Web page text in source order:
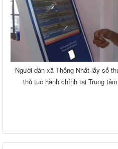
Người dân xã Thống Nhất lấy số
thủ tục hành chính tại Trung